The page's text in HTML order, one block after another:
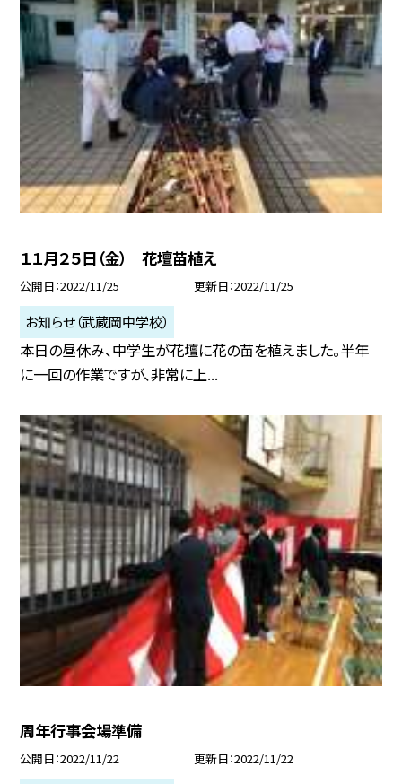
１１月２５日（金） 花壇苗植え
公開日 2022/11/25 更新日 2022/11/25
お知らせ（武蔵岡中学校）
本日の昼休み、中学生が花壇に花の苗を植えました。半年
に一回の作業ですが、非常に上...
周年行事会場準備
公開日 2022/11/22 更新日 2022/11/22